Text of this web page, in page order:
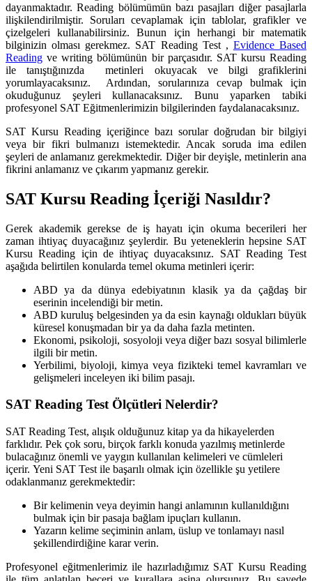
dayanmaktadır. Reading bölümümün bazı pasajları diğer pasajlarla
ilişkilendirilmiştir. Soruları cevaplamak için tablolar, grafikler ve
çizelgeleri kullanabilirsiniz. Bunun için herhangi bir matematik
bilginizin olması gerekmez. SAT Reading Test , Evidence Based
Reading ve writing bölümünün bir parçasıdır. SAT kursu Reading
ile tanıştığınızda metinleri okuyacak ve bilgi grafiklerini
yorumlayacaksınız. Ardından, sorularınıza cevap bulmak için
okuduğunuz şeyleri kullanacaksınız. Bunu yaparken tabiki
profesyonel SAT Eğitmenlerimizin bilgilerinden faydalanacaksınız.
SAT Kursu Reading içeriğince bazı sorular doğrudan bir bilgiyi
veya bir fikri bulmanızı istemektedir. Ancak soruda ima edilen
şeyleri de anlamanız gerekmektedir. Diğer bir deyişle, metinlerin ana
fikrini anlamanız ve çıkarım yapmanız gerekir.
SAT Kursu Reading İçeriği Nasıldır?
Gerek akademik gerekse de iş hayatı için okuma becerileri her
zaman ihtiyaç duyacağınız şeylerdir. Bu yeteneklerin hepsine SAT
Kursu Reading için de ihtiyaç duyacaksınız. SAT Reading Test
aşağıda belirtilen konularda temel okuma metinleri içerir:
ABD ya da dünya edebiyatının klasik ya da çağdaş bir
eserinin incelendiği bir metin.
ABD kuruluş belgesinden ya da esin kaynağı oldukları büyük
küresel konuşmadan bir ya da daha fazla metinten.
Ekonomi, psikoloji, sosyoloji veya diğer bazı sosyal bilimlerle
ilgili bir metin.
Yerbilimi, biyoloji, kimya veya fizikteki temel kavramları ve
gelişmeleri inceleyen iki bilim pasajı.
SAT Reading Test Ölçütleri Nelerdir?
SAT Reading Test, alışık olduğunuz kitap ya da hikayelerden
farklıdır. Pek çok soru, birçok farklı konuda yazılmış metinlerde
bulacağınız önemli ve yaygın kullanılan kelimeleri ve cümleleri
içerir. Yeni SAT Test ile başarılı olmak için özellikle şu yetilere
odaklanmanız gerekmektedir:
Bir kelimenin veya deyimin hangi anlamının kullanıldığını
bulmak için bir pasaja bağlam ipuçları kullanın.
Yazarın kelime seçiminin anlam, üslup ve tonlamayı nasıl
şekillendirdiğine karar verin.
Profesyonel eğitmenlerimiz ile hazırladığımız SAT Kursu Reading